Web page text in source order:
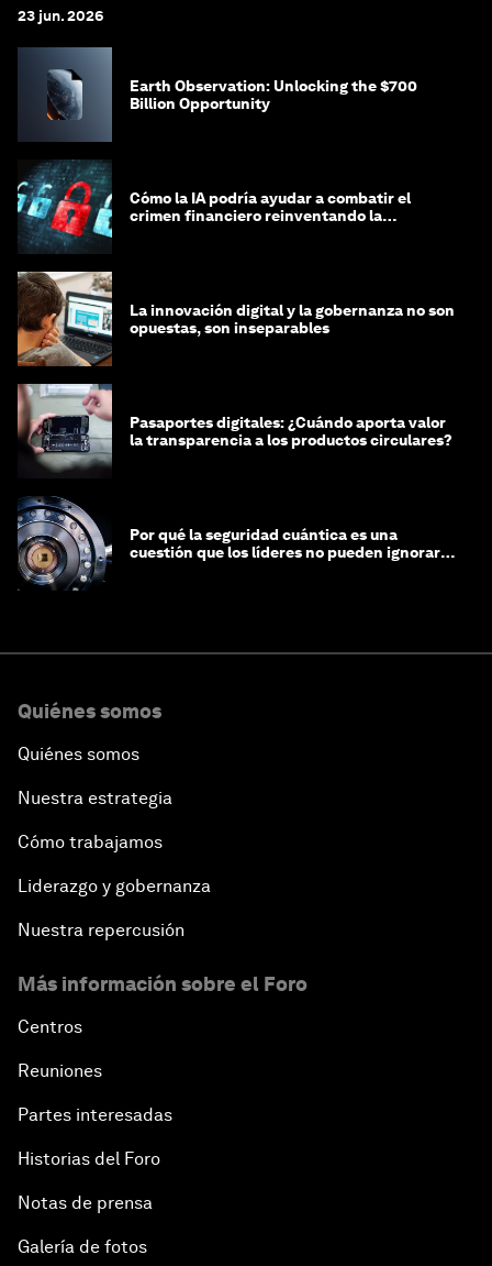
23 jun. 2026
Earth Observation: Unlocking the $700
Billion Opportunity
Cómo la IA podría ayudar a combatir el
crimen financiero reinventando la
La innovación digital y la gobernanza no son
opuestas, son inseparables
Pasaportes digitales: ¿Cuándo aporta valor
la transparencia a los productos circulares?
Por qué la seguridad cuántica es una
cuestión que los líderes no pueden ignorar
Quiénes somos
Quiénes somos
Nuestra estrategia
Cómo trabajamos
Liderazgo y gobernanza
Nuestra repercusión
Más información sobre el Foro
Centros
Reuniones
Partes interesadas
Historias del Foro
Notas de prensa
Galería de fotos